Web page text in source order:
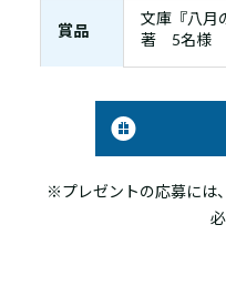
賞品
文庫『八月
著 5名様
※プレゼントの応募には